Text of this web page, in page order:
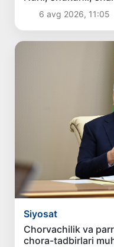
6 avg 2026, 11:05
Siyosat
Chorvachilik va
chora-tadbirlari